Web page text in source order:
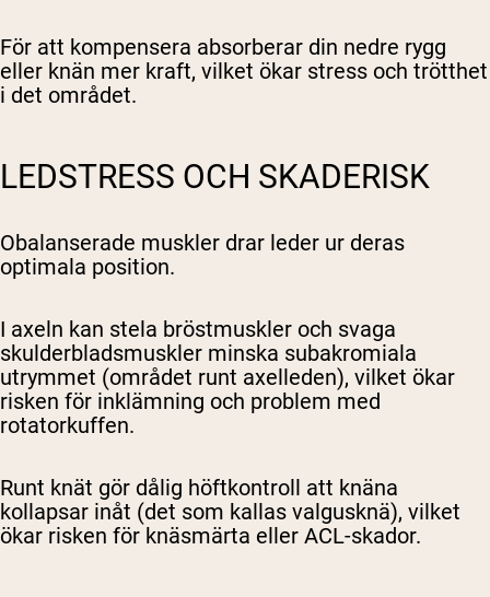
För att kompensera absorberar din nedre rygg
eller knän mer kraft, vilket ökar stress och trötthet
i det området.
LEDSTRESS OCH SKADERISK
Obalanserade muskler drar leder ur deras
optimala position.
I axeln kan stela bröstmuskler och svaga
skulderbladsmuskler minska subakromiala
utrymmet (området runt axelleden), vilket ökar
risken för inklämning och problem med
rotatorkuffen.
Runt knät gör dålig höftkontroll att knäna
kollapsar inåt (det som kallas valgusknä), vilket
ökar risken för knäsmärta eller ACL-skador.